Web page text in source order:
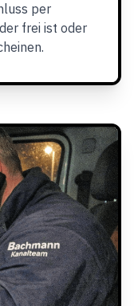
per
frei ist oder